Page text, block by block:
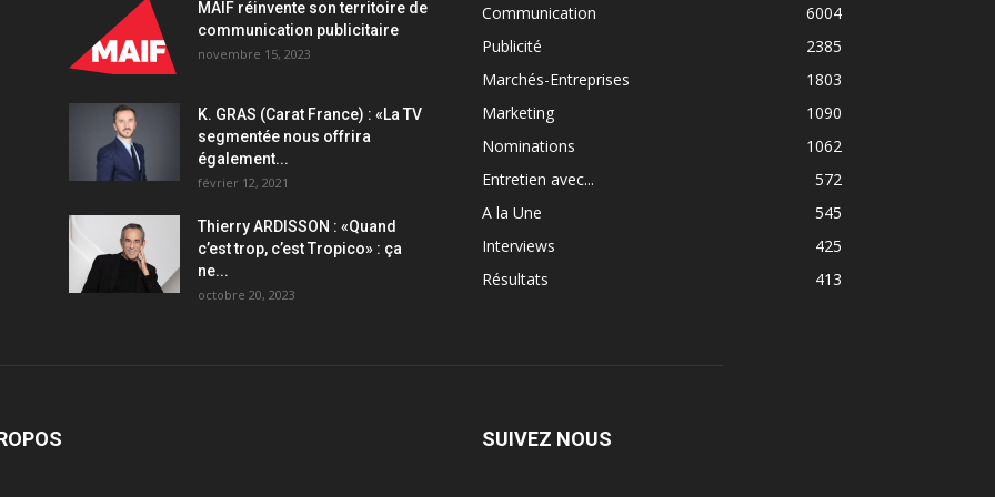
MAIF réinvente son territoire de
communication publicitaire
novembre 15, 2023
K. GRAS (Carat France) : «La TV
segmentée nous offrira
également...
février 12, 2021
Thierry ARDISSON : «Quand
c’est trop, c’est Tropico» : ça
ne...
octobre 20, 2023
Communication
6004
Publicité
2385
Marchés-Entreprises
1803
Marketing
1090
Nominations
1062
Entretien avec...
572
A la Une
545
Interviews
425
Résultats
413
SUIVEZ NOUS